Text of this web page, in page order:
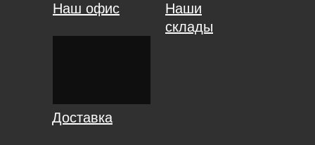
Наш офис
Наши
склады
Доставка